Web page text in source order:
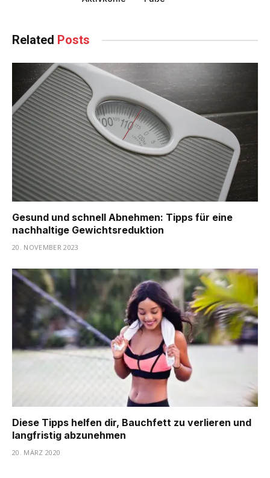
Related Posts
Gesund und schnell Abnehmen: Tipps für eine
nachhaltige Gewichtsreduktion
20. NOVEMBER 2023
Diese Tipps helfen dir, Bauchfett zu verlieren und
langfristig abzunehmen
20. MÄRZ 2020